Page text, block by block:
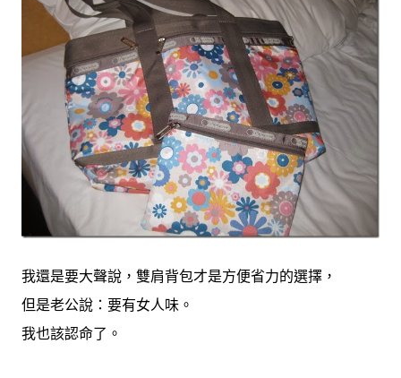
我還是要大聲說，雙肩背包才是方便省力的選擇，
但是老公說：要有女人味。
我也該認命了。